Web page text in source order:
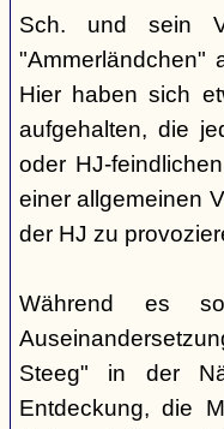
Sch. und sein
"Ammerländchen"
Hier haben sich
aufgehalten, die
oder HJ-
einer allgemeinen
der HJ zu
Während es
Steeg" in der
Entdeckung, die